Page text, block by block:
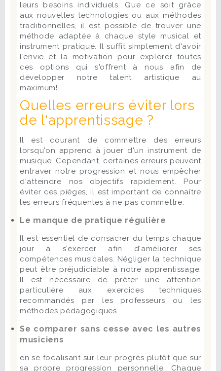
leurs besoins individuels. Que ce soit grâce
aux nouvelles technologies ou aux méthodes
traditionnelles, il est possible de trouver une
méthode adaptée à chaque style musical et
instrument pratiqué. Il suffit simplement d'avoir
l'envie et la motivation pour explorer toutes
ces options qui s'offrent à nous afin de
développer notre talent artistique au
maximum!
Quelles erreurs éviter lors
de l'apprentissage ?
Il est courant de commettre des erreurs
lorsqu'on apprend à jouer d'un instrument de
musique. Cependant, certaines erreurs peuvent
entraver notre progression et nous empêcher
d'atteindre nos objectifs rapidement. Pour
éviter ces pièges, il est important de connaître
les erreurs fréquentes à ne pas commettre.
Le manque de pratique régulière
Il est essentiel de consacrer du temps chaque
jour à s'exercer afin d'améliorer ses
compétences musicales. Négliger la technique
peut être préjudiciable à notre apprentissage.
Il est nécessaire de prêter une attention
particulière aux exercices techniques
recommandés par les professeurs ou les
méthodes pédagogiques.
Se comparer sans cesse avec les autres
musiciens
en se focalisant sur leur progrès plutôt que sur
sa propre progression personnelle. Chaque